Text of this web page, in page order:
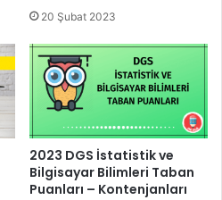
20 Şubat 2023
2023 DGS İstatistik ve
Bilgisayar Bilimleri Taban
Puanları – Kontenjanları